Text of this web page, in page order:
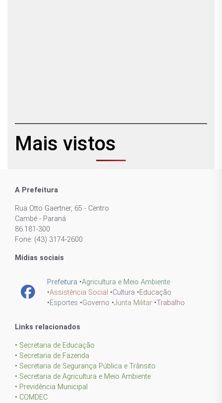
Mais vistos
A Prefeitura
Rua Otto Gaertner, 65 - Centro
Cambé - Paraná
86.181-300
Fone: (43) 3174-2600
Mídias sociais
Prefeitura •Agricultura e Meio Ambiente
•Assistência Social •Cultura •Educação
•Esportes •Governo •Junta Militar •Trabalho
Links relacionados
• Secretaria de Educação
• Secretaria de Fazenda
• Secretaria de Segurança Pública e Trânsito
• Secretaria de Agricultura e Meio Ambiente
• Previdência Municipal
• COMDEC